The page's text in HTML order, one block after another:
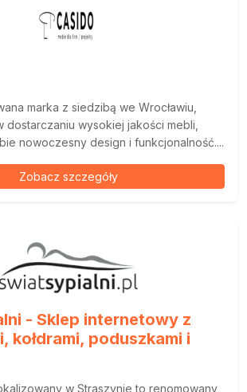
marka z siedzibą we Wrocławiu,
dostarczaniu wysokiej jakości mebli,
nowoczesny design i funkcjonalność....
Zobacz szczegóły
- Sklep internetowy z
kołdrami, poduszkami i
w Straszynie to renomowany